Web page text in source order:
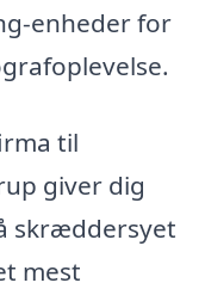
enheder for
til
giver dig
skræddersyet
mest